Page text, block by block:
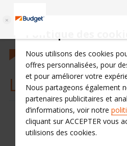
Les conditions
Téléchargez notre Politique de
Nous utilisons des cookies
offres personnalisées, pour
et pour améliorer votre
Nous partageons également
partenaires publicitaires et
d’informations, voir notre
cliquant sur ACCEPTER vous
utilisions des cookies.